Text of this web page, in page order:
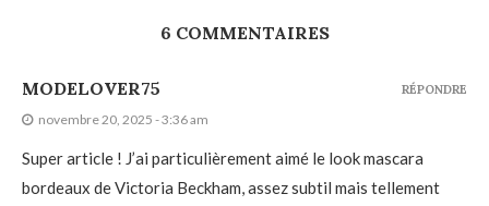
6 COMMENTAIRES
MODELOVER75
novembre 20, 2025 - 3:36 am
Super article ! J’ai particulièrement aimé le look mascara
bordeaux de Victoria Beckham, assez subtil mais tellement
RÉPONDRE